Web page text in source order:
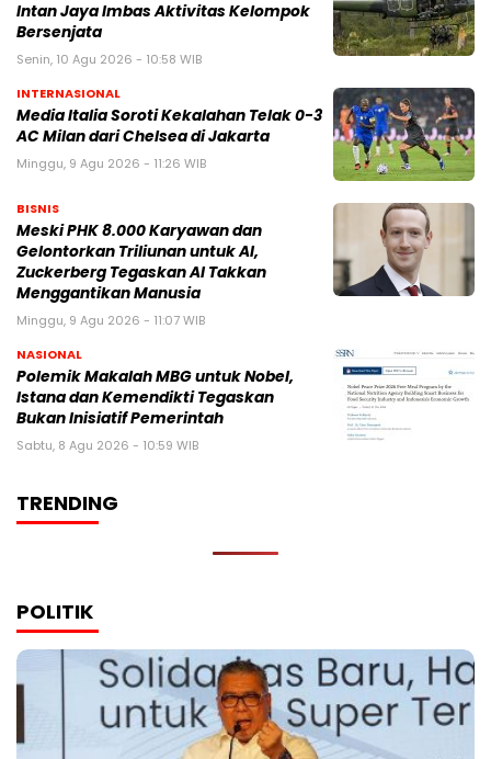
Intan Jaya Imbas Aktivitas Kelompok
Bersenjata
Senin, 10 Agu 2026 - 10:58 WIB
INTERNASIONAL
Media Italia Soroti Kekalahan Telak 0-3
AC Milan dari Chelsea di Jakarta
Minggu, 9 Agu 2026 - 11:26 WIB
BISNIS
Meski PHK 8.000 Karyawan dan
Gelontorkan Triliunan untuk AI,
Zuckerberg Tegaskan AI Takkan
Menggantikan Manusia
Minggu, 9 Agu 2026 - 11:07 WIB
NASIONAL
Polemik Makalah MBG untuk Nobel,
Istana dan Kemendikti Tegaskan
Bukan Inisiatif Pemerintah
Sabtu, 8 Agu 2026 - 10:59 WIB
TRENDING
POLITIK